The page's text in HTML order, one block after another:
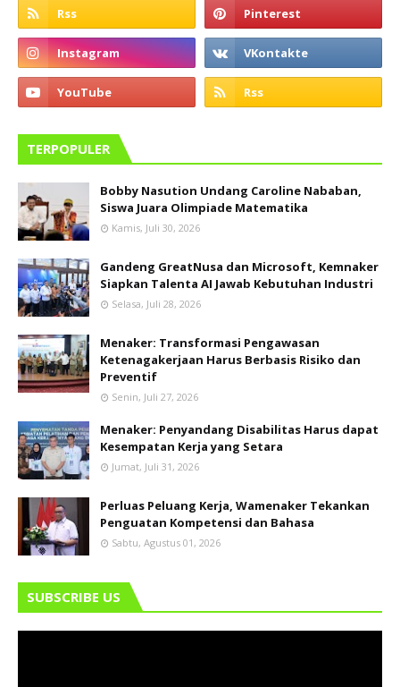
TERPOPULER
Bobby Nasution Undang Caroline Nababan,
Siswa Juara Olimpiade Matematika
Kamis, Juli 30, 2026
Gandeng GreatNusa dan Microsoft, Kemnaker
Siapkan Talenta AI Jawab Kebutuhan Industri
Selasa, Juli 28, 2026
Menaker: Transformasi Pengawasan
Ketenagakerjaan Harus Berbasis Risiko dan
Preventif
Senin, Juli 27, 2026
Menaker: Penyandang Disabilitas Harus dapat
Kesempatan Kerja yang Setara
Jumat, Juli 31, 2026
Perluas Peluang Kerja, Wamenaker Tekankan
Penguatan Kompetensi dan Bahasa
Sabtu, Agustus 01, 2026
SUBSCRIBE US